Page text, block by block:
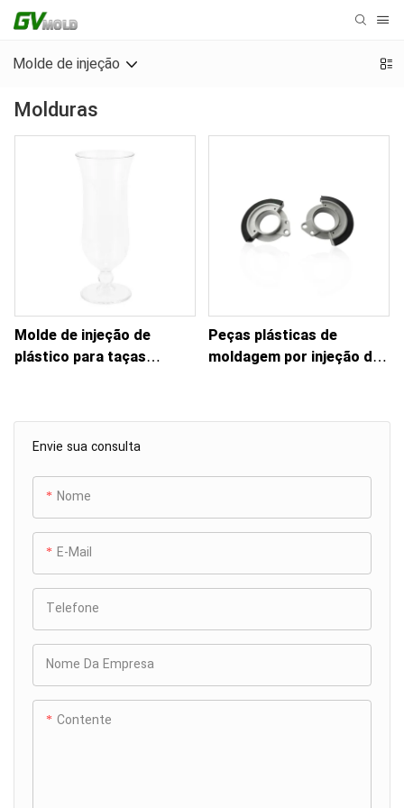
Molde de injeção
Molduras
Envie sua consulta
Nome
E-Mail
Telefone
Nome Da Empresa
Contente
Molde de injeção de
plástico para taças
Peças plásticas de
moldagem por injeção de